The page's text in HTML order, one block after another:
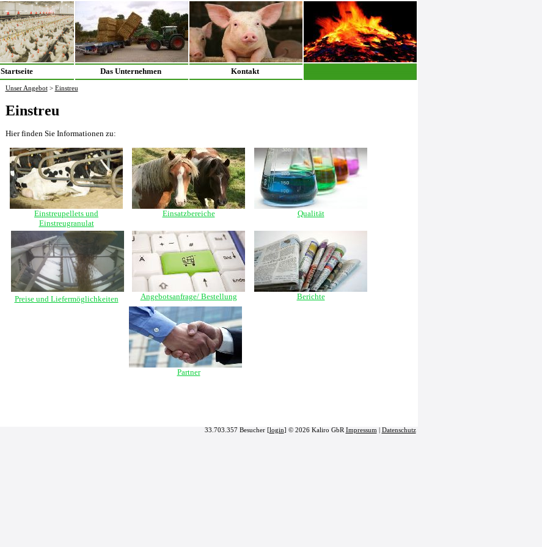
Startseite Das Unternehmen Kontakt
Unser Angebot > Einstreu
Einstreu
Hier finden Sie Informationen zu:
Einstreupellets und
Einstreugranulat
Einsatzbereiche Qualität
Preise und Liefermöglichkeiten Angebotsanfrage/ Bestellung Berichte
Partner
33.703.357 Besucher [login] © 2026 Kaliro GbR Impressum Datenschutz